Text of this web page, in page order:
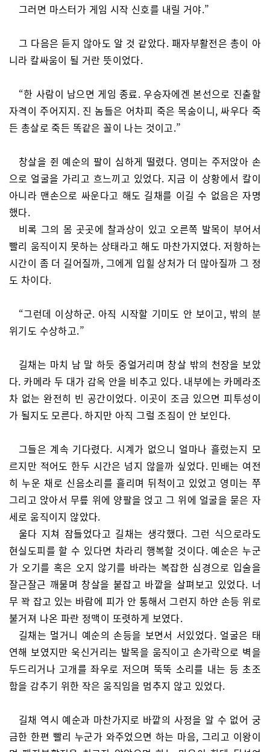
그러면 마스터가 게임 시작 신호를 내릴 거야.”
그 다음은 듣지 않아도 알 것 같았다. 패자부활전은 총이 아
니라 칼싸움이 될 거란 뜻이었다.
“한 사람이 남으면 게임 종료. 우승자에겐 본선으로 진출할
자격이 주어지지. 진 놈들은 어차피 죽은 목숨이니, 싸우다 죽
든 총살로 죽든 똑같은 꼴이 나는 것이고.”
창살을 쥔 예순의 팔이 심하게 떨렸다. 영미는 주저앉아 손
으로 얼굴을 가리고 흐느끼고 있었다. 지금 이 상황에서 칼이
아니라 맨손으로 싸운다고 해도 길채를 이길 수 없음은 자명
했다.
비록 그의 몸 곳곳에 찰과상이 있고 오른쪽 발목이 부어서
빨리 움직이지 못하는 상태라고 해도 마찬가지였다. 저항하는
시간이 좀 더 길어질까, 그에게 입힐 상처가 더 많아질까 그 정
도 차이다.
“그런데 이상하군. 아직 시작할 기미도 안 보이고, 밖의 분
위기도 수상하고.”
길채는 마치 남 말 하듯 중얼거리며 창살 밖의 천장을 보았
다. 카메라 두 대가 감옥 안을 비추고 있다. 내부에는 카메라조
차 없는 완전히 빈 공간이었다. 이곳이 조금 있으면 피투성이
가 될지도 모른다. 하지만 아직 그럴 조짐이 안 보인다.
그들은 계속 기다렸다. 시계가 없으니 얼마나 흘렀는지 모
르지만 적어도 한두 시간은 넘지 않을까 싶었다. 민배는 여전
히 누운 채로 신음소리를 흘리며 뒤척이고 있었고 영미는 쭈
그리고 앉아서 무릎 위에 양팔을 얹고 그 위에 얼굴을 묻은 자
세로 움직이지 않았다.
울다 지쳐 잠들었다고 길채는 생각했다. 그런 식으로라도
현실도피를 할 수 있다면 차라리 행복할 것이다. 예순은 누군
가 오기를 혹은 오지 않기를 바라는 복잡한 심경으로 입술을
잘근잘근 깨물며 창살을 붙잡고 바깥을 살펴보고 있었다. 너
무 꽉 잡고 있는 바람에 피가 안 통해서 그런지 하얀 손등 위로
불거져 나온 파란 정맥이 또렷하게 보였다.
길채는 멀거니 예순의 손등을 보면서 서있었다. 얼굴은 태
연해 보였지만 욱신거리는 발목을 움직이고 손가락으로 벽을
두드리거나 고개를 좌우로 저으며 뚝뚝 소리를 내는 등 초조
함을 감추기 위한 작은 움직임을 멈추지 않고 있었다.
길채 역시 예순과 마찬가지로 바깥의 사정을 알 수 없어 궁
금한 한편 빨리 누군가 와주었으면 하는 마음, 그리고 이왕이